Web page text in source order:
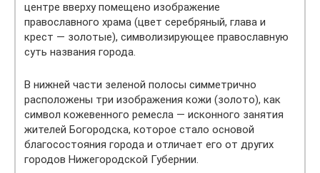
центре вверху помещено изображение
православного храма (цвет серебряный, глава и
крест — золотые), символизирующее православную
суть названия города.
В нижней части зеленой полосы симметрично
расположены три изображения кожи (золото), как
символ кожевенного ремесла — исконного занятия
жителей Богородска, которое стало основой
благосостояния города и отличает его от других
городов Нижегородской Губернии.